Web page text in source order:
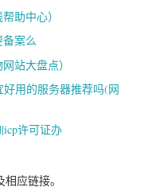
助中心）
案么
站大盘点）
好用的服务器推荐吗(网
许可证办
应链接。